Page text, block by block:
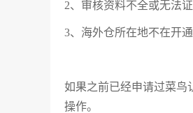
2、审核资料不全或无法
3、海外仓所在地不在开通
如果之前已经申请过菜鸟
操作。